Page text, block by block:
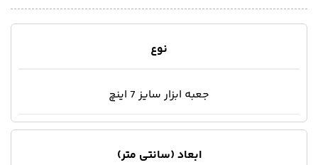
نوع
جعبه ابزار سایز 7 اینچ
ابعاد (سانتی متر)